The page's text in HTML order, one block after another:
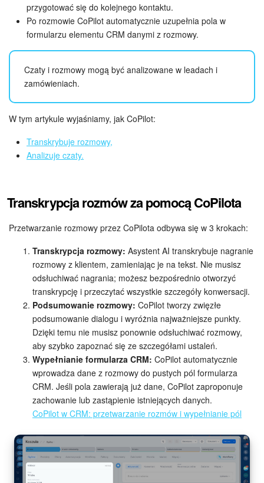
Strony internetowe
Firma
Automatyzacja
Marketing
Ustawienia
Widżet pracownika
Centrum Kontaktowe
Analityka CRM
Baza Wiedzy
CRM + Sklep internetowy
Wsparcie Bitrix24
AI CoPilot
Bitrix24 On-premise
przygotować się do kolejnego kontaktu.
Po rozmowie CoPilot automatycznie uzupełnia pola w
formularzu elementu CRM danymi z rozmowy.
Czaty i rozmowy mogą być analizowane w leadach i
zamówieniach.
W tym artykule wyjaśniamy, jak CoPilot:
Transkrybuje rozmowy,
Analizuje czaty.
Transkrypcja rozmów za pomocą CoPilota
Przetwarzanie rozmowy przez CoPilota odbywa się w 3 krokach:
Transkrypcja rozmowy: Asystent AI transkrybuje nagranie
rozmowy z klientem, zamieniając je na tekst. Nie musisz
odsłuchiwać nagrania; możesz bezpośrednio otworzyć
transkrypcję i przeczytać wszystkie szczegóły konwersacji.
Podsumowanie rozmowy: CoPilot tworzy zwięzłe
podsumowanie dialogu i wyróżnia najważniejsze punkty.
Dzięki temu nie musisz ponownie odsłuchiwać rozmowy,
aby szybko zapoznać się ze szczegółami ustaleń.
Wypełnianie formularza CRM: CoPilot automatycznie
wprowadza dane z rozmowy do pustych pól formularza
CRM. Jeśli pola zawierają już dane, CoPilot zaproponuje
zachowanie lub zastąpienie istniejących danych.
CoPilot w CRM: przetwarzanie rozmów i wypełnianie pól